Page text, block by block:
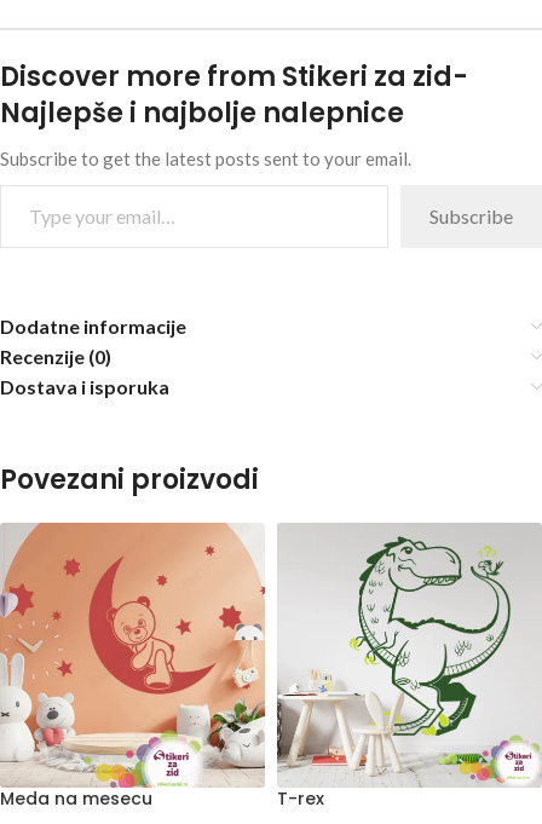
Discover more from Stikeri za zid-
Najlepše i najbolje nalepnice
Subscribe to get the latest posts sent to your email.
Subscribe
Dodatne informacije
Recenzije (0)
Dostava i isporuka
Povezani proizvodi
Meda na mesecu T-rex